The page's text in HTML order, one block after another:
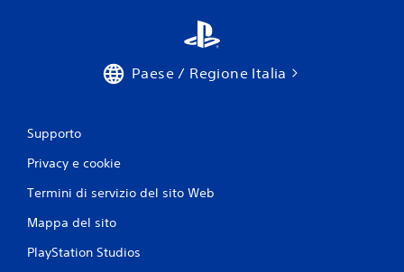
Paese / Regione Italia
Supporto
Privacy e cookie
Termini di servizio del sito Web
Mappa del sito
PlayStation Studios